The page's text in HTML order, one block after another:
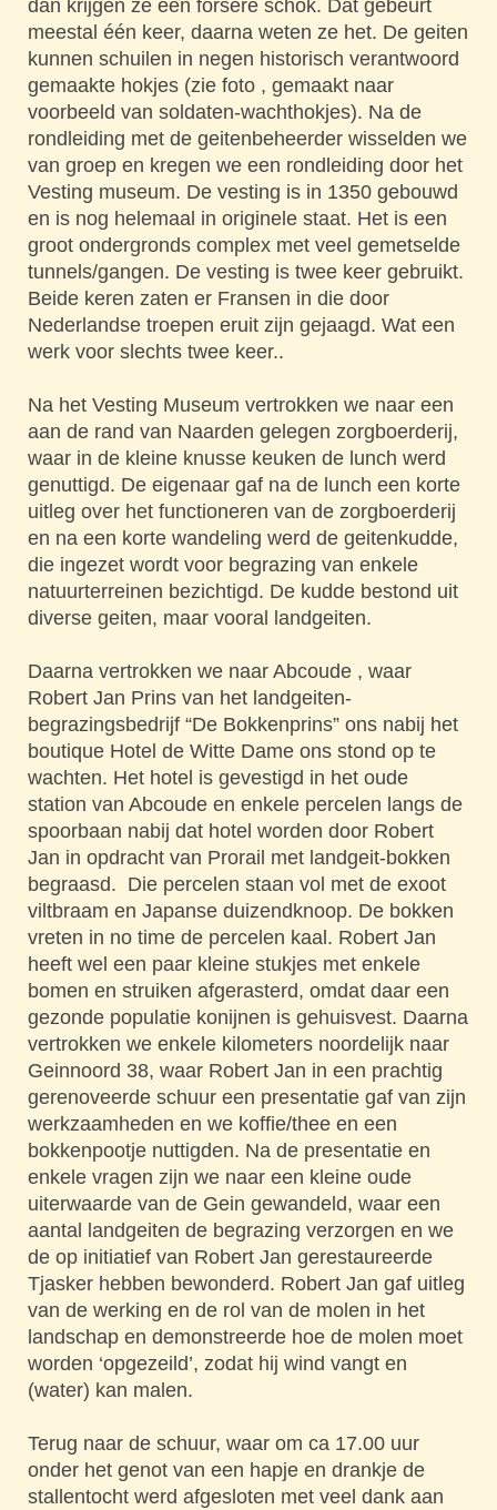
dan krijgen ze een forsere schok. Dat gebeurt
meestal één keer, daarna weten ze het. De geiten
kunnen schuilen in negen historisch verantwoord
gemaakte hokjes (zie foto , gemaakt naar
voorbeeld van soldaten-wachthokjes). Na de
rondleiding met de geitenbeheerder wisselden we
van groep en kregen we een rondleiding door het
Vesting museum. De vesting is in 1350 gebouwd
en is nog helemaal in originele staat. Het is een
groot ondergronds complex met veel gemetselde
tunnels/gangen. De vesting is twee keer gebruikt.
Beide keren zaten er Fransen in die door
Nederlandse troepen eruit zijn gejaagd. Wat een
werk voor slechts twee keer..
Na het Vesting Museum vertrokken we naar een
aan de rand van Naarden gelegen zorgboerderij,
waar in de kleine knusse keuken de lunch werd
genuttigd. De eigenaar gaf na de lunch een korte
uitleg over het functioneren van de zorgboerderij
en na een korte wandeling werd de geitenkudde,
die ingezet wordt voor begrazing van enkele
natuurterreinen bezichtigd. De kudde bestond uit
diverse geiten, maar vooral landgeiten.
Daarna vertrokken we naar Abcoude , waar
Robert Jan Prins van het landgeiten-
begrazingsbedrijf “De Bokkenprins” ons nabij het
boutique Hotel de Witte Dame ons stond op te
wachten. Het hotel is gevestigd in het oude
station van Abcoude en enkele percelen langs de
spoorbaan nabij dat hotel worden door Robert
Jan in opdracht van Prorail met landgeit-bokken
begraasd. Die percelen staan vol met de exoot
viltbraam en Japanse duizendknoop. De bokken
vreten in no time de percelen kaal. Robert Jan
heeft wel een paar kleine stukjes met enkele
bomen en struiken afgerasterd, omdat daar een
gezonde populatie konijnen is gehuisvest. Daarna
vertrokken we enkele kilometers noordelijk naar
Geinnoord 38, waar Robert Jan in een prachtig
gerenoveerde schuur een presentatie gaf van zijn
werkzaamheden en we koffie/thee en een
bokkenpootje nuttigden. Na de presentatie en
enkele vragen zijn we naar een kleine oude
uiterwaarde van de Gein gewandeld, waar een
aantal landgeiten de begrazing verzorgen en we
de op initiatief van Robert Jan gerestaureerde
Tjasker hebben bewonderd. Robert Jan gaf uitleg
van de werking en de rol van de molen in het
landschap en demonstreerde hoe de molen moet
worden ‘opgezeild’, zodat hij wind vangt en
(water) kan malen.
Terug naar de schuur, waar om ca 17.00 uur
onder het genot van een hapje en drankje de
stallentocht werd afgesloten met veel dank aan